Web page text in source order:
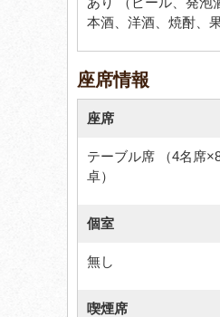
本酒、洋酒、焼酎、果
座席情報
座席
テーブル席 （4名席
卓）
個室
無し
喫煙席